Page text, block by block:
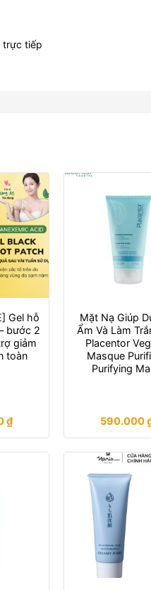
trực tiếp
Gel hỗ
bước 2
giảm
toàn
₫
Mặt Nạ Giúp
Ẩm Và Làm
Placentor
Masque
Purifying
590.000